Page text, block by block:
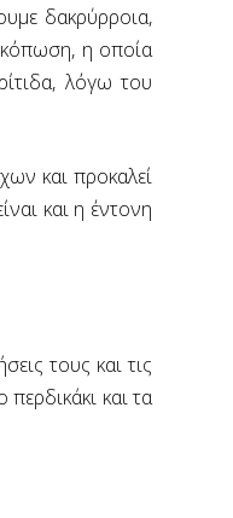
δακρύρροια,
κόπωση, η οποία
λόγω του
και προκαλεί
και η έντονη
τους και τις
και τα